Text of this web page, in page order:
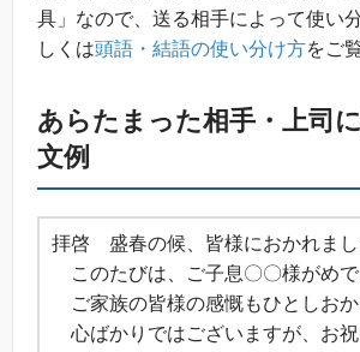
具」なので、送る相手によって使い
しくは頭語・結語の使い分け方をご
あらたまった相手・上司
文例
拝啓 盛春の候、皆様におかれま
このたびは、ご子息〇〇様がめ
ご家族の皆様の感慨もひとしおか
心ばかりではございますが、お